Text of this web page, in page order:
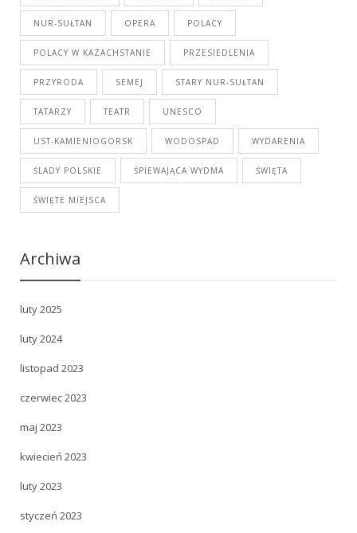
NUR-SUŁTAN OPERA POLACY
POLACY W KAZACHSTANIE PRZESIEDLENIA
PRZYRODA SEMEJ STARY NUR-SUŁTAN
TATARZY TEATR UNESCO
UST-KAMIENIOGORSK WODOSPAD WYDARENIA
ŚLADY POLSKIE ŚPIEWAJĄCA WYDMA ŚWIĘTA
ŚWIĘTE MIEJSCA
Archiwa
luty 2025
luty 2024
listopad 2023
czerwiec 2023
maj 2023
kwiecień 2023
luty 2023
styczeń 2023